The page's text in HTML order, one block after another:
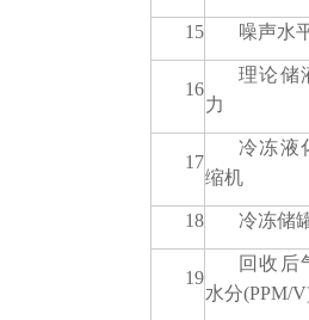
15 噪声水
16
理论储
力
17
冷冻液
缩机
18 冷冻储
19
回收后
水分(PPM/